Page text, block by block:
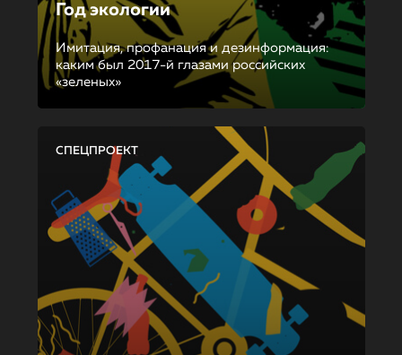
Год экологии
Имитация, профанация и дезинформация:
каким был 2017-й глазами российских
«зеленых»
СПЕЦПРОЕКТ